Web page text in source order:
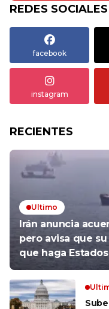
REDES SOCIALES
facebook
instagram
RECIENTES
Ultimo
Irán anuncia
pero avisa que
que haga